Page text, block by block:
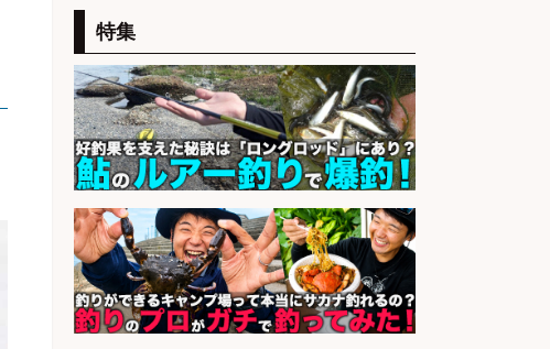
和食, 日本料理・懐石料理/店長・店
長候補/本物を知る大人の隠れ家!魚
の価値を上げ、地域を元気に!店長候
補募集
会社名 酒場あらかぶ 酒場あらかぶ
sponsored by 求人ボックス
釣り具のかんたん軽作業/高収入/交
通費支給/制服貸与/正社員登用あり
会社名 株式会社REnista
特集